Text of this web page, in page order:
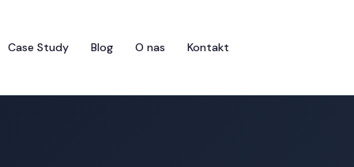
Case Study Blog O nas Kontakt